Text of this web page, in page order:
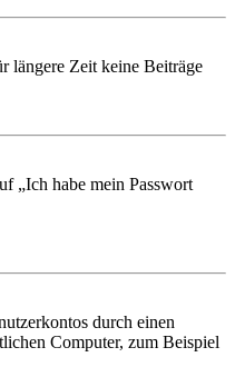
längere Zeit keine Beiträge
„Ich habe mein Passwort
durch einen
Computer, zum Beispiel